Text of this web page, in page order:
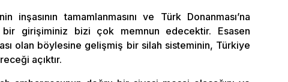
tamamlanmasını ve Türk Donanması’na
bir girişiminiz bizi çok memnun edecektir. Esasen
olan böylesine gelişmiş bir silah sisteminin, Türkiye
açıktır.